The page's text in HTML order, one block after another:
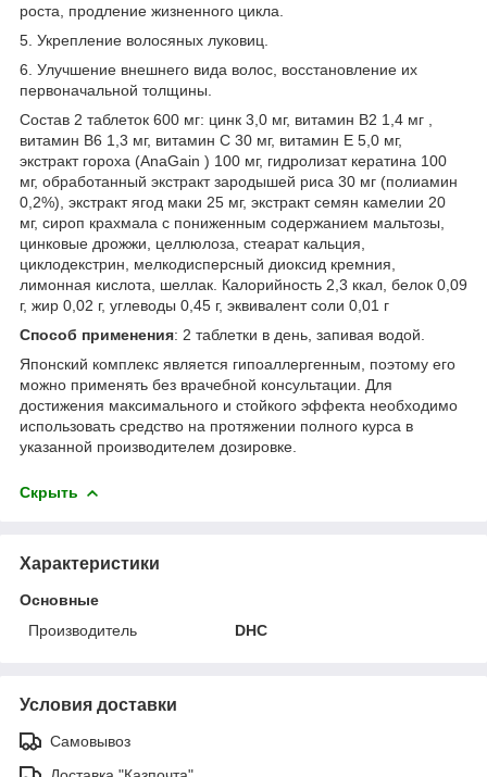
роста, продление жизненного цикла.
5. Укрепление волосяных луковиц.
6. Улучшение внешнего вида волос, восстановление их
первоначальной толщины.
Состав 2 таблеток 600 мг: цинк 3,0 мг, витамин B2 1,4 мг ,
витамин B6 1,3 мг, витамин C 30 мг, витамин E 5,0 мг,
экстракт гороха (AnaGain ) 100 мг, гидролизат кератина 100
мг, обработанный экстракт зародышей риса 30 мг (полиамин
0,2%), экстракт ягод маки 25 мг, экстракт семян камелии 20
мг, сироп крахмала с пониженным содержанием мальтозы,
цинковые дрожжи, целлюлоза, стеарат кальция,
циклодекстрин, мелкодисперсный диоксид кремния,
лимонная кислота, шеллак. Калорийность 2,3 ккал, белок 0,09
г, жир 0,02 г, углеводы 0,45 г, эквивалент соли 0,01 г
Способ применения: 2 таблетки в день, запивая водой.
Японский комплекс является гипоаллергенным, поэтому его
можно применять без врачебной консультации. Для
достижения максимального и стойкого эффекта необходимо
использовать средство на протяжении полного курса в
указанной производителем дозировке.
Скрыть
Характеристики
Основные
Производитель
DHC
Условия доставки
Самовывоз